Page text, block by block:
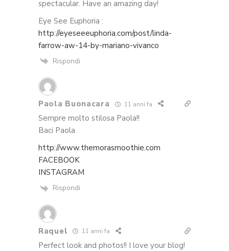
spectacular. Have an amazing day!
Eye See Euphoria :
http://eyeseeeuphoria.com/post/linda-
farrow-aw-14-by-mariano-vivanco
Rispondi
Paola Buonacara 11 anni fa
Sempre molto stilosa Paola!!
Baci Paola
http://www.themorasmoothie.com
FACEBOOK
INSTAGRAM
Rispondi
Raquel 11 anni fa
Perfect look and photos!! I love your blog!